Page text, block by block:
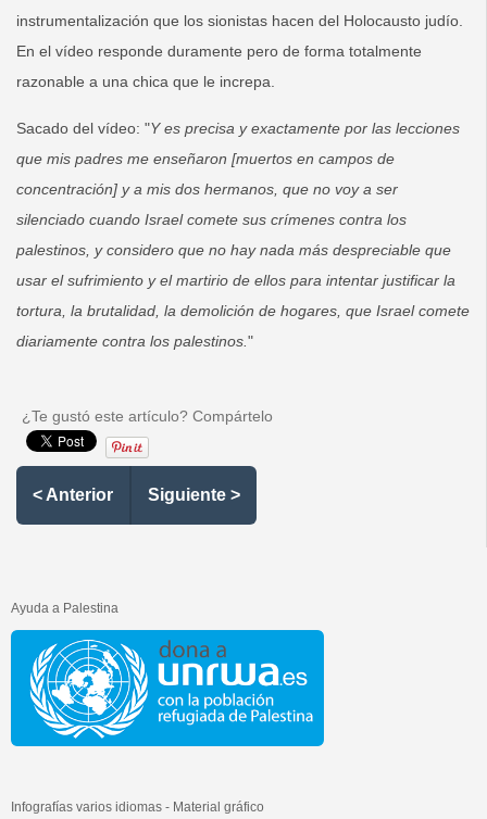
instrumentalización que los sionistas hacen del Holocausto judío.
En el vídeo responde duramente pero de forma totalmente
razonable a una chica que le increpa.
Sacado del vídeo: "Y es precisa y exactamente por las lecciones
que mis padres me enseñaron [muertos en campos de
concentración] y a mis dos hermanos, que no voy a ser
silenciado cuando Israel comete sus crímenes contra los
palestinos, y considero que no hay nada más despreciable que
usar el sufrimiento y el martirio de ellos para intentar justificar la
tortura, la brutalidad, la demolición de hogares, que Israel comete
diariamente contra los palestinos. "
¿Te gustó este artículo? Compártelo
< Anterior Siguiente >
Ayuda a Palestina
Infografías varios idiomas - Material gráfico